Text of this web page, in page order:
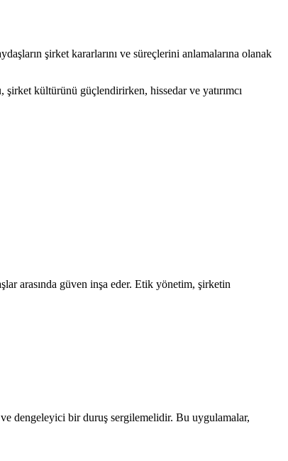
şirket kararlarını ve süreçlerini anlamalarına olanak
kültürünü güçlendirirken, hissedar ve yatırımcı
arasında güven inşa eder. Etik yönetim, şirketin
ve dengeleyici bir duruş sergilemelidir. Bu uygulamalar,